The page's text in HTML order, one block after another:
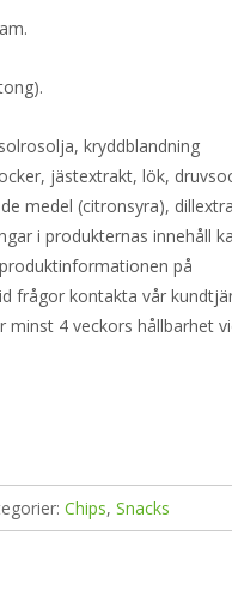
kryddblandning
jästextrakt, lök,
medel (citronsyra),
i produkternas innehåll
på
frågor kontakta vår
minst 4 veckors hållbarhet
Chips,Snacks